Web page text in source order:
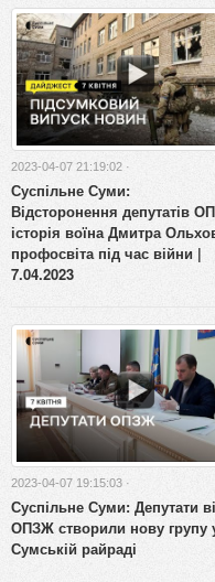
2023-04-07 21:19:02 ·
Суспільне Суми:
Відсторонення депутатів
історія воїна Дмитра
профосвіта під час війни |
7.04.2023
2023-04-07 19:15:03 ·
Суспільне Суми: Депутати
ОПЗЖ створили нову групу
Сумській райраді